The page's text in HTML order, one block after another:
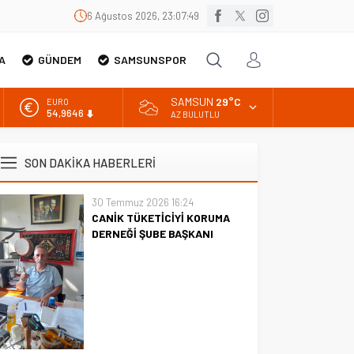
6 Ağustos 2026, 23:07:50
GÜNDEM SAMSUNSPOR
EURO
54,9646
BİST
13.798,82
DOLAR
47,5939
SAMSUN 29°C
AZ BULUTLU
SON DAKİKA HABERLERİ
30 Temmuz 2026 16:24
CANİK TÜKETİCİYİ KORUMA
DERNEĞİ ŞUBE BAŞKANI